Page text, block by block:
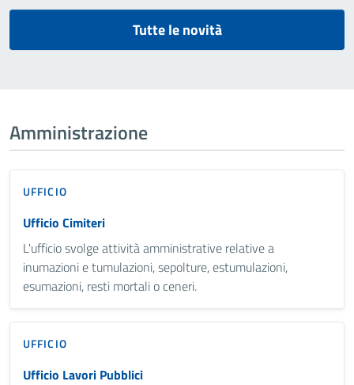
Tutte le novità
Amministrazione
UFFICIO
Ufficio Cimiteri
L'ufficio svolge attività amministrative relative a
inumazioni e tumulazioni, sepolture, estumulazioni,
esumazioni, resti mortali o ceneri.
UFFICIO
Ufficio Lavori Pubblici